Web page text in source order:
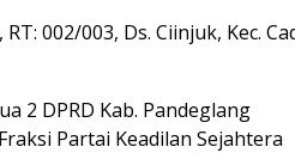
002/003, Ds. Ciinjuk, Kec.
2 DPRD Kab. Pandeglang
Partai Keadilan Sejahtera